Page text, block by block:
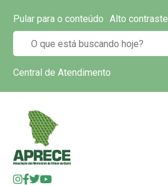
Pular para o conteúdo Alto contraste
Central de Atendimento